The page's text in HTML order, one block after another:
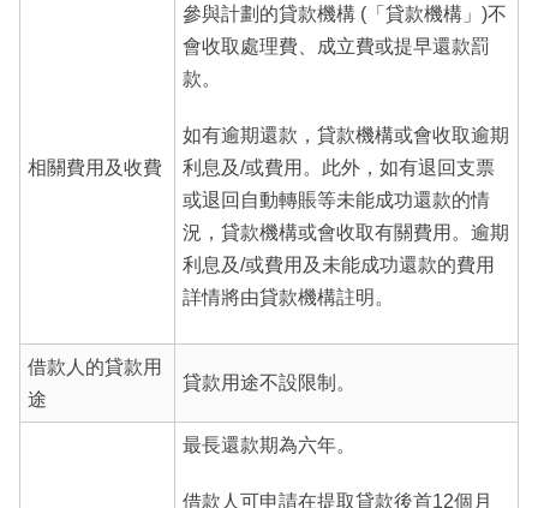
相關費用及收費
參與計劃的貸款機構 (「貸款機構」)不
會收取處理費、成立費或提早還款罰
款。
如有逾期還款，貸款機構或會收取逾期
利息及/或費用。此外，如有退回支票
或退回自動轉賬等未能成功還款的情
況，貸款機構或會收取有關費用。逾期
利息及/或費用及未能成功還款的費用
詳情將由貸款機構註明。
借款人的貸款用
途
貸款用途不設限制。
最長還款期為六年。
借款人可申請在提取貸款後首12個月